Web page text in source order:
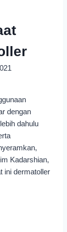
dengan
dahulu
Kadarshian,
ini dermatoller